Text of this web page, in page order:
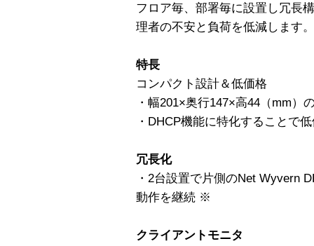
フロア毎、部署毎に設置し冗長
理者の不安と負荷を低減します
特長
コンパクト設計＆低価格
・幅201×奥行147×高44（mm）
・DHCP機能に特化することで
冗長化
・2台設置で片側のNet Wyvern
動作を継続 ※
クライアントモニタ